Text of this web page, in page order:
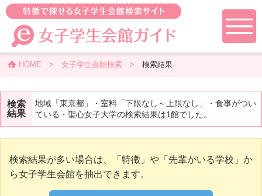
HOME > 女子学生会館検索> 検索結果
検索
結果
地域「東京都」・室料「下限なし～上限なし」・食事がつい
ている・聖心女子大学の検索結果は1館でした。
検索結果が多い場合は、「特徴」や「先輩がいる学校」か
ら女子学生会館を抽出できます。